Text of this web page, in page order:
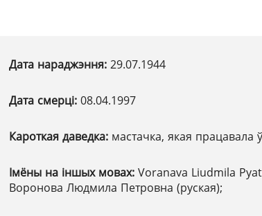
Дата нараджэння: 29.07.1944
Дата смерці: 08.04.1997
Кароткая даведка: мастачка, якая працавала ў
Імёны на іншых мовах: Voranava Liudmila
Воронова Людмила Петровна (руская);